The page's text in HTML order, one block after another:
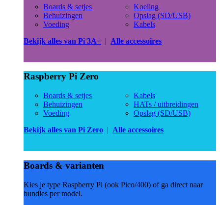
Boards & setjes
Behuizingen
Voeding
Koeling
Opslag (SD/USB)
Kabels
Bekijk alles van Pi 3A+ | Alle accessoires
Raspberry Pi Zero
Boards & setjes
Behuizingen
Voeding
Kabels
HATs / uitbreidingen
Opslag (SD/USB)
Bekijk alles van Pi Zero | Alle accessoires
Boards & varianten
Kies je type Raspberry Pi (ook Pico/400) of ga direct naar
bundles per model.